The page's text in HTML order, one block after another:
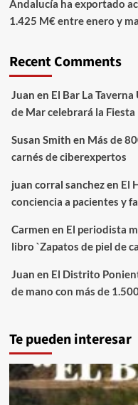
Andalucía ha exportado
1.425 M€ entre enero y
Recent Comments
Juan en El Bar La
de Mar celebrará la
Susan Smith en Más de
carnés de ciberexpertos
juan corral sanchezen El
conciencia a pacientes y
Carmen en El periodista
libro `Zapatos de piel de
Juan en El Distrito
de mano con más de
Te pueden interesar